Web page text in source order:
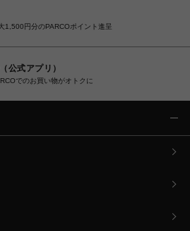
1,500円分のPARCOポイント進呈
公式アプリ）
でのお買い物がオトクに